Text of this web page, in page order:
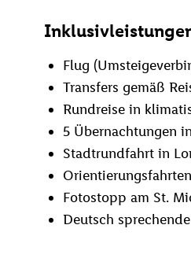
Flug
Transfers gemäß
Rundreise in
5 Übernachtungen
Stadtrundfahrt in
Fotostopp am St.
Deutsch